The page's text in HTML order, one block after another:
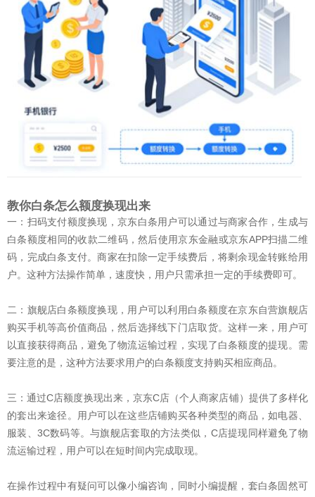
教你白条怎么额度换现出来
一：扫码支付额度换现，京东白条用户可以通过与商家合作，生成与
白条额度相同的收款二维码，然后使用京东金融或京东APP扫描二维
码，完成白条支付。商家在扣除一定手续费后，将剩余现金转账给用
户。这种方法操作简单，速度快，用户只需承担一定的手续费即可。
二：旗舰店白条额度换现，用户可以利用白条额度在京东自营旗舰店
购买手机等高价值商品，然后选择线下门店取货。这样一来，用户可
以直接获得商品，避免了物流运输过程，实现了白条额度的提现。需
要注意的是，这种方法要求用户的白条额度支持购买相应商品。
三：通过C店额度换现出来，京东C店（个人商家店铺）提供了多样化
的套出来途径。用户可以在这些店铺购买各种类型的商品，如电器、
服装、3C数码等。与旗舰店套取的方法类似，C店提现同样避免了物
流运输过程，用户可以在短时间内完成取现。
在操作过程中有疑问可以像小编咨询，同时小编提醒，套白条固然可